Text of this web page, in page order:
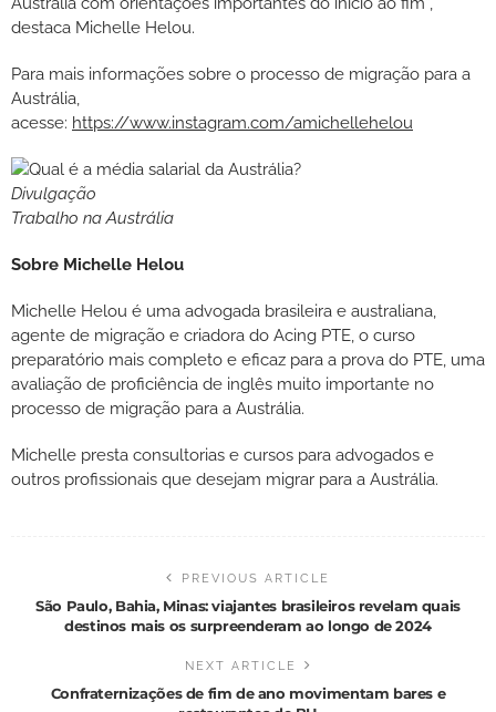
destaca Michelle Helou.
Para mais informações sobre o processo de migração para a
Austrália,
acesse: https://www.instagram.com/amichellehelou
Divulgação
Trabalho na Austrália
Sobre Michelle Helou
Michelle Helou é uma advogada brasileira e australiana,
agente de migração e criadora do Acing PTE, o curso
preparatório mais completo e eficaz para a prova do PTE, uma
avaliação de proficiência de inglês muito importante no
processo de migração para a Austrália.
Michelle presta consultorias e cursos para advogados e
outros profissionais que desejam migrar para a Austrália.
PREVIOUS ARTICLE
São Paulo, Bahia, Minas: viajantes brasileiros revelam quais
destinos mais os surpreenderam ao longo de 2024
NEXT ARTICLE
Confraternizações de fim de ano movimentam bares e